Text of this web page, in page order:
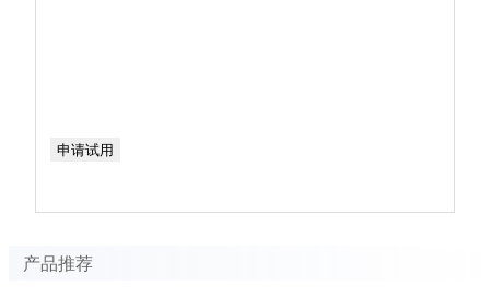
申请试用
产品推荐